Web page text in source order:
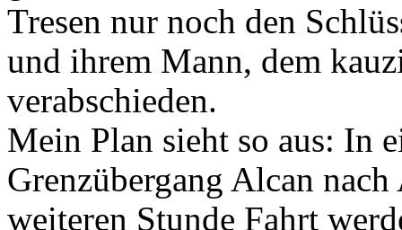
Tresen nur noch den
und ihrem Mann, dem
verabschieden.
Mein Plan sieht so aus: In
Grenzübergang Alcan
weiteren Stunde Fahrt